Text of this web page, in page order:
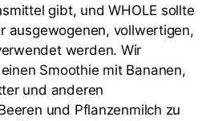
gibt, und WHOLE sollte
ausgewogenen, vollwertigen,
werden. Wir
Smoothie mit Bananen,
und anderen
und Pflanzenmilch zu